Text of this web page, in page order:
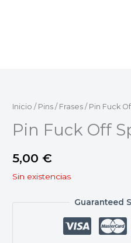
Inicio / Pins / Frases / Pin Fuck
Pin Fuck Off
5,00 €
Sin existencias
Guaranteed